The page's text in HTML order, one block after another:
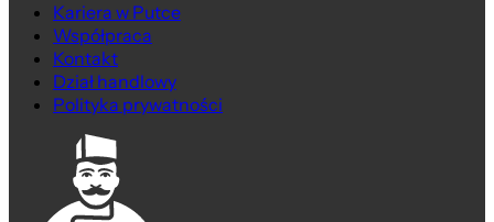
Kariera w Putce
Współpraca
Kontakt
Dział handlowy
Polityka prywatności